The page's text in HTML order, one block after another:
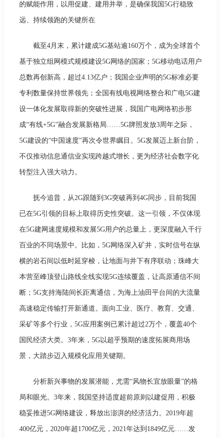
的赋能作用，以用促建、建用并举，是确保我国5G行稳致
远、持续领跑的关键所在
截至4月末，累计建成5G基站逾160万个，成为全球首个
基于独立组网模式规模建设5G网络的国家；5G移动电话用户
总数再创新高，超过4.13亿户；我国企业声明的5G标准必要
专利数量保持世界领先；全国有线电视网络整合和广电5G建
设一体化发展取得新的突破性进展，我国广电网络初步形
成“有线+5G”融合发展新格局……5G牌照发放3周年之际，
5G建设的“中国速度”再次令世界瞩目。5G发展迈上新台阶，
不仅推动信息通信业实现跨越式增长，更为经济社会数字化
转型注入强大动力。
抚今追昔，从2G跟随到3G突破再到4G同步，目前我国
已在5G引领的目标上取得历史性突破。这一引领，不仅体现
在5G建网速度规模和发展5G用户的总量上，更深度融入千行
百业的不同场景中。比如，5G网络深入矿井，实时信号在纵
横的岩石间以低时延穿梭，让地面与井下有序联动；珠峰大
本营至峰顶登山路线全线实现5G连续覆盖，让高原通信不间
断；5G支持海陆间长距离通信，为海上油田平台间的大流量
高速稳定传输打开新通道。面向工业、医疗、教育、交通、
采矿等多个行业，5G应用案例已累计超过2万个，覆盖40个
国民经济大类。3年来，5G以超乎预期的速度拓展商用场
景，大踏步迈入规模化应用关键期。
分析新兴事物的发展潜能，尤需“风物长宜放眼量”的格
局和眼光。3年来，我国坚持适度超前原则以建促用，积极
稳妥推进5G网络建设，释放出澎湃的经济活力。2019年超
400亿元，2020年超1700亿元，2021年达到1849亿元……发